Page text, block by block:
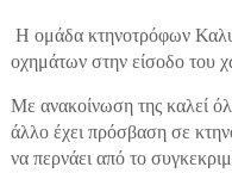
Η ομάδα κτηνοτρόφων
οχημάτων στην είσοδο του
Με ανακοίνωση της καλεί
άλλο έχει πρόσβαση σε
να περνάει από το